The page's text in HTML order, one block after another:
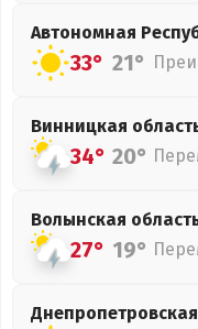
Автономная
33° 21°
Винницкая
34° 20°
Волынская
27° 19°
Днепропетровская